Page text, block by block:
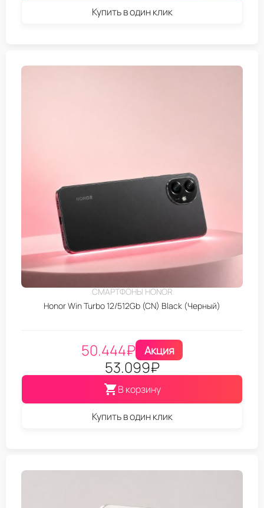
Купить в один клик
СМАРТФОНЫ HONOR
Honor Win Turbo 12/512Gb (CN) Black (Черный)
50.444₽ Акция
53.099₽
В корзину
Купить в один клик